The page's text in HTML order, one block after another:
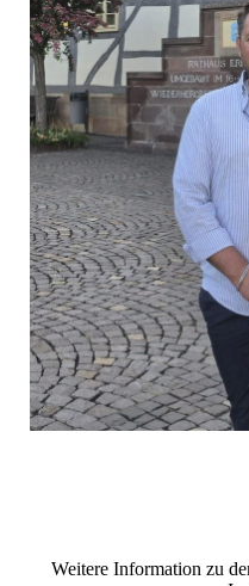
Weitere Information zu